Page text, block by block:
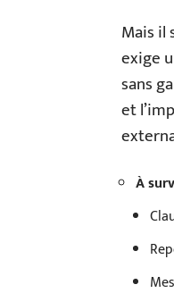
Mais il
exige
sans
et
À